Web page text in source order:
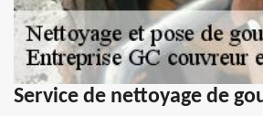
Service de nettoyage de